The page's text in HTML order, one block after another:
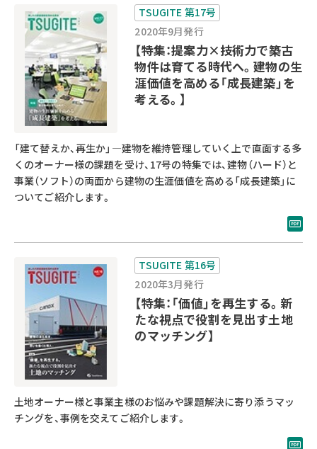
TSUGITE 第17号
2020年9月発行
【特集：提案力×技術力で築古
物件は育てる時代へ。建物の生
涯価値を高める「成長建築」を
考える。】
「建て替えか、再生か」―建物を維持管理していく上で直面する多
くのオーナー様の課題を受け、17号の特集では、建物（ハード）と
事業（ソフト）の両面から建物の生涯価値を高める「成長建築」に
ついてご紹介します。
TSUGITE 第16号
2020年3月発行
【特集：「価値」を再生する。新
たな視点で役割を見出す土地
のマッチング】
土地オーナー様と事業主様のお悩みや課題解決に寄り添うマッ
チングを、事例を交えてご紹介します。